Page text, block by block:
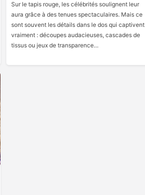
Sur le tapis rouge, les célébrités soulignent leur
aura grâce à des tenues spectaculaires. Mais ce
sont souvent les détails dans le dos qui captivent
vraiment : découpes audacieuses, cascades de
tissus ou jeux de transparence…